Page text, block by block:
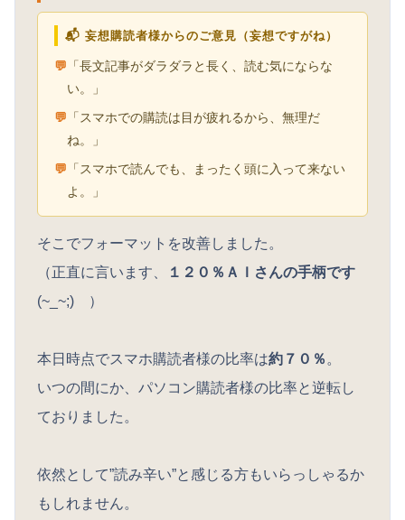
📬 妄想購読者様からのご意見（妄想ですがね）
💬 「長文記事がダラダラと長く、読む気にならな
い。」
💬 「スマホでの購読は目が疲れるから、無理だ
ね。」
💬 「スマホで読んでも、まったく頭に入って来ない
よ。」
そこでフォーマットを改善しました。
（正直に言います、
１２０％ＡＩさんの手柄です
(~_~;) ）
本日時点でスマホ購読者様の比率は約７０％ 。
いつの間にか、パソコン購読者様の比率と逆転し
ておりました。
依然として”読み辛い”と感じる方もいらっしゃるか
もしれません。